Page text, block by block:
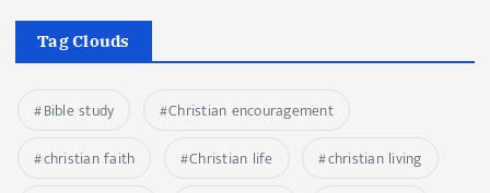
Tag Clouds
Bible study
Christian encouragement
christian faith
Christian life
christian living